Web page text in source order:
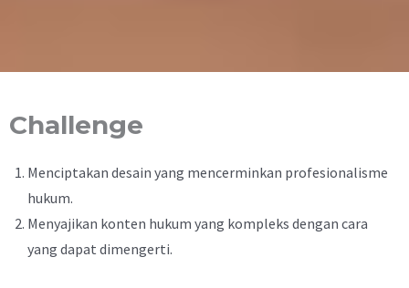
Challenge
Menciptakan desain yang mencerminkan profesionalisme
hukum.
Menyajikan konten hukum yang kompleks dengan cara
yang dapat dimengerti.